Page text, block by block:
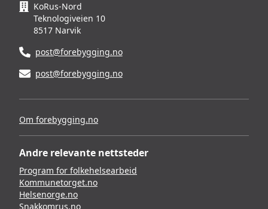
KoRus-Nord
Teknologiveien 10
8517 Narvik
post@forebygging.no
post@forebygging.no
Om forebygging.no
Andre relevante nettsteder
Program for folkehelsearbeid
Kommunetorget.no
Helsenorge.no
Snakkomrus.no